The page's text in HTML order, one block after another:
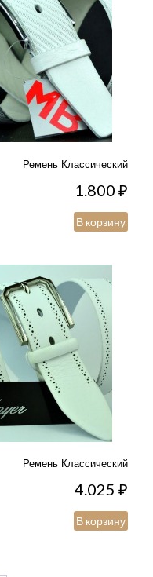
Ремень Классический
1.800₽
В корзину
Ремень Классический
4.025₽
В корзину